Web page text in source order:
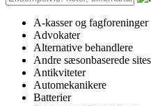
A-kasser og fagforeninger
Advokater
Alternative behandlere
Andre sæsonbaserede sites
Antikviteter
Automekanikere
Batterier